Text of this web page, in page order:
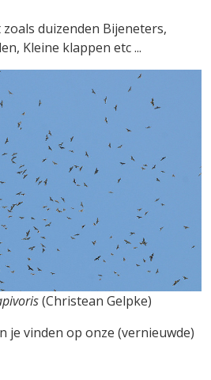
duizenden Bijeneters,
Kleine klappen etc ...
(Christean Gelpke)
je vinden op onze (vernieuwde)